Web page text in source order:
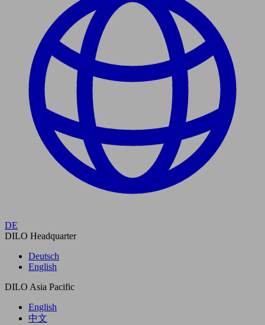
DE
DILO Headquarter
Deutsch
English
DILO Asia Pacific
English
中文